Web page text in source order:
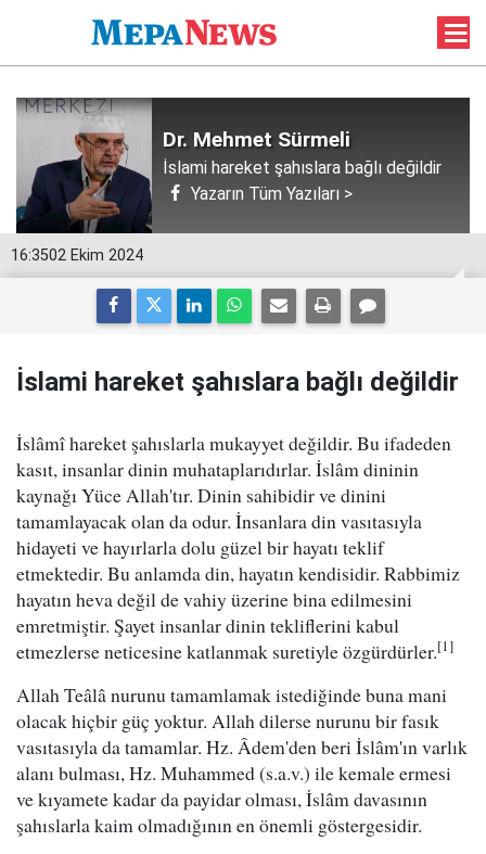
Dr. Mehmet Sürmeli
İslami hareket şahıslara bağlı değildir
Yazarın Tüm Yazıları >
16:3502 Ekim 2024
İslami hareket şahıslara bağlı değildir
İslâmî hareket şahıslarla mukayyet değildir. Bu ifadeden
kasıt, insanlar dinin muhataplarıdırlar. İslâm dininin
kaynağı Yüce Allah'tır. Dinin sahibidir ve dinini
tamamlayacak olan da odur. İnsanlara din vasıtasıyla
hidayeti ve hayırlarla dolu güzel bir hayatı teklif
etmektedir. Bu anlamda din, hayatın kendisidir. Rabbimiz
hayatın heva değil de vahiy üzerine bina edilmesini
emretmiştir. Şayet insanlar dinin tekliflerini kabul
etmezlerse neticesine katlanmak suretiyle özgürdürler.[1]
Allah Teâlâ nurunu tamamlamak istediğinde buna mani
olacak hiçbir güç yoktur. Allah dilerse nurunu bir fasık
vasıtasıyla da tamamlar. Hz. Âdem'den beri İslâm'ın varlık
alanı bulması, Hz. Muhammed (s.a.v.) ile kemale ermesi
ve kıyamete kadar da payidar olması, İslâm davasının
şahıslarla kaim olmadığının en önemli göstergesidir.